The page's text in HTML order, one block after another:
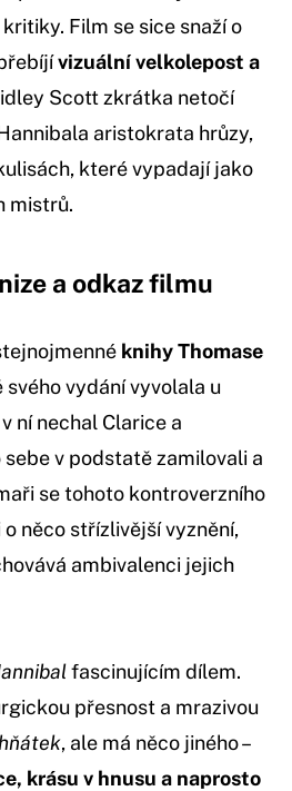
Film se sice snaží o
vizuální velkolepost a
Scott zkrátka netočí
aristokrata hrůzy,
které vypadají jako
mistrů.
a odkaz filmu
knihy Thomase
svého vydání vyvolala u
ní nechal Clarice a
v podstatě zamilovali a
se tohoto kontroverzního
něco střízlivější vyznění,
ambivalenci jejich
fascinujícím dílem.
přesnost a mrazivou
, ale má něco jiného –
krásu v hnusu a naprosto